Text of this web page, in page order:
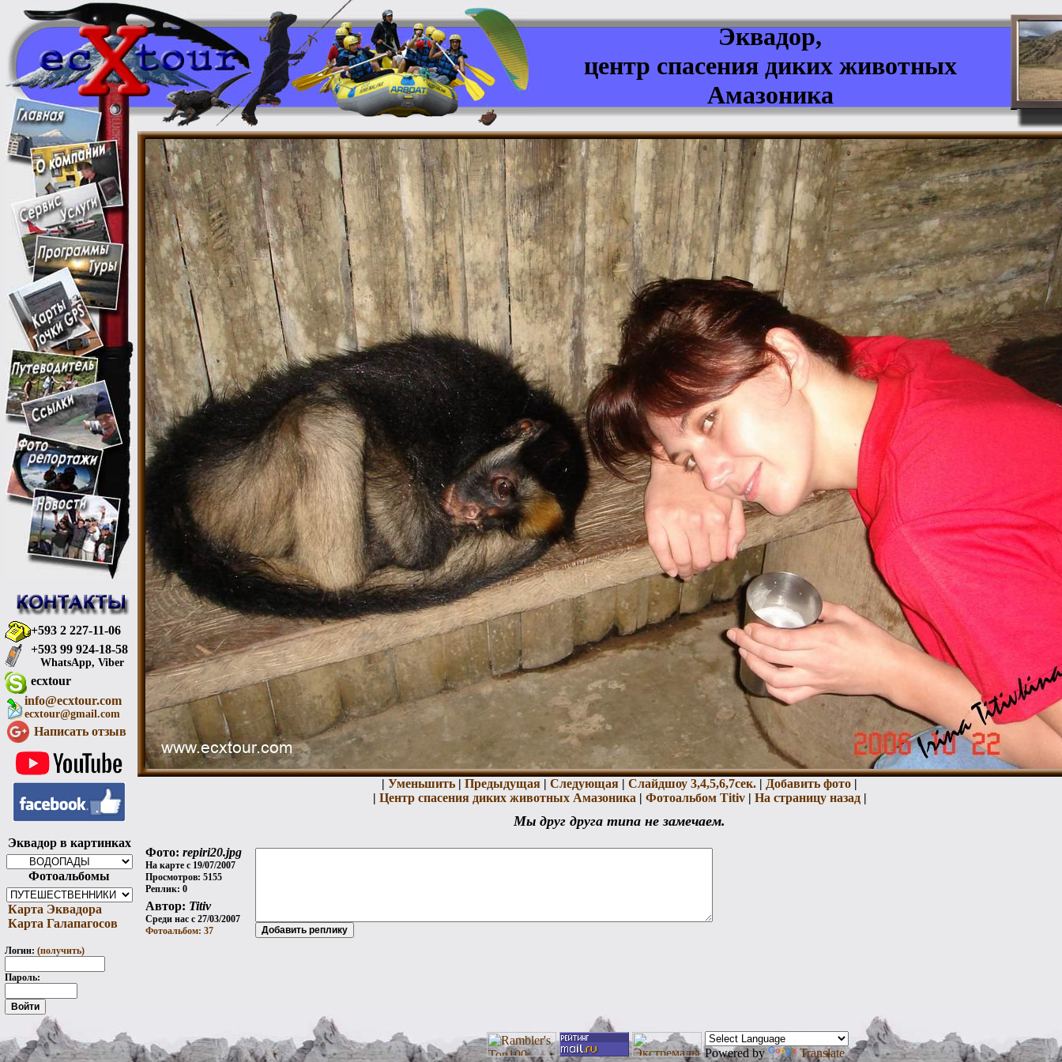
+593 2 227-11-06
+593 99 924-18-58
WhatsApp, Viber
ecxtour
info@ecxtour.com
ecxtour@gmail.com
Написать отзыв
Эквадор в картинках
Фотоальбомы
Карта Эквадора
Карта Галапагосов
Логин: (получить)
Пароль:
Эквадор,
центр спасения диких животных
Амазоника
| Уменьшить | Предыдущая | Следующая | Слайдшоу 3,4,5,6,7сек. | Добавить фото |
| Центр спасения диких животных Амазоника | Фотоальбом Titiv| На страницу назад|
Мы друг друга типа не замечаем.
Фото: repiri20.jpg
На карте с 19/07/2007
Просмотров: 5155
Реплик: 0
Автор: Titiv
Среди нас с 27/03/2007
Фотоальбом: 37
Powered by
Translate